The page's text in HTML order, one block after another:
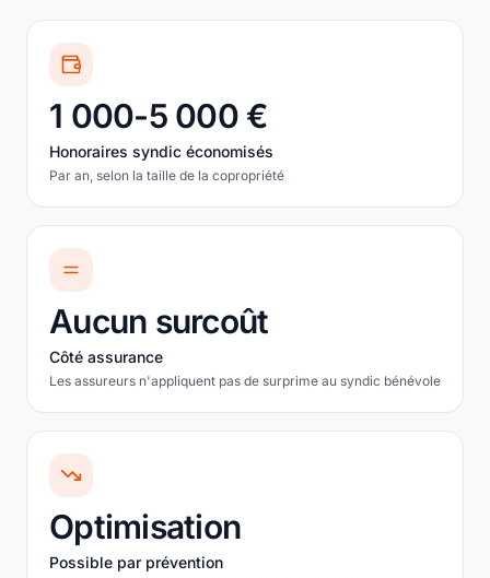
1 000-5 000 €
Honoraires syndic économisés
Par an, selon la taille de la copropriété
Aucun surcoût
Côté assurance
Les assureurs n'appliquent pas de surprime au syndic bénévole
Optimisation
Possible par prévention